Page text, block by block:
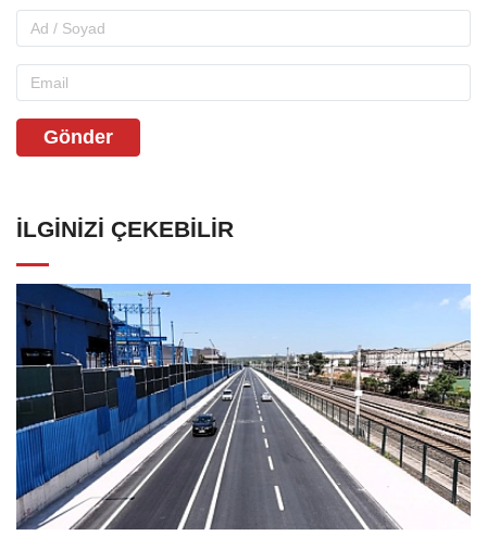
Gönder
İLGINIZI ÇEKEBILIR